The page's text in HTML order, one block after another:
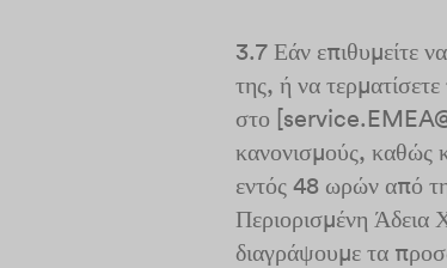
3.7 Εάν επιθυμείτε
της, ή να
στο
κανονισμούς, καθώς
εντός 48 ωρών από
Περιορισμένη Άδεια
διαγράψουμε τα